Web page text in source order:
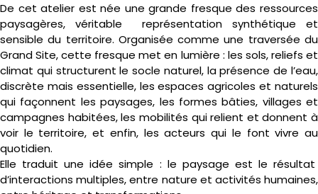
De cet atelier est née une grande fresque des ressources
paysagères, véritable représentation synthétique et
sensible du territoire. Organisée comme une traversée du
Grand Site, cette fresque met en lumière : les sols, reliefs et
climat qui structurent le socle naturel, la présence de l’eau,
discrète mais essentielle, les espaces agricoles et naturels
qui façonnent les paysages, les formes bâties, villages et
campagnes habitées, les mobilités qui relient et donnent à
voir le territoire, et enfin, les acteurs qui le font vivre au
quotidien.
Elle traduit une idée simple : le paysage est le résultat
d’interactions multiples, entre nature et activités humaines,